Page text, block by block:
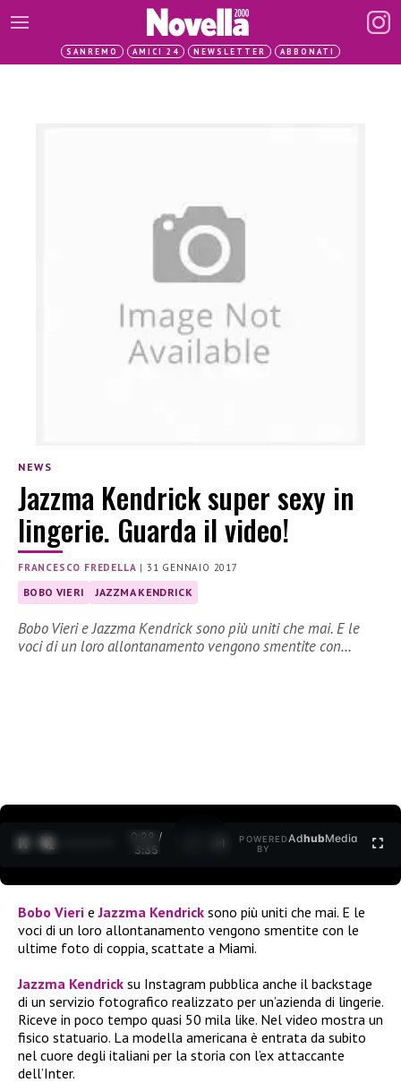
SANREMO AMICI 24 NEWSLETTER ABBONATI
NEWS
Jazzma Kendrick super sexy in
lingerie. Guarda il video!
FRANCESCO FREDELLA | 31 GENNAIO 2017
BOBO VIERI JAZZMA KENDRICK
Bobo Vieri e Jazzma Kendrick sono più uniti che mai. E le
voci di un loro allontanamento vengono smentite con…
0:30 /
3:35
POWERED
BY
AdhubMedia
Bobo Vieri e Jazzma Kendrick sono più uniti che mai. E le
voci di un loro allontanamento vengono smentite con le
ultime foto di coppia, scattate a Miami.
Jazzma Kendrick su Instagram pubblica anche il backstage
di un servizio fotografico realizzato per un’azienda di lingerie.
Riceve in poco tempo quasi 50 mila like. Nel video mostra un
fisico statuario. La modella americana è entrata da subito
nel cuore degli italiani per la storia con l’ex attaccante
dell’Inter.